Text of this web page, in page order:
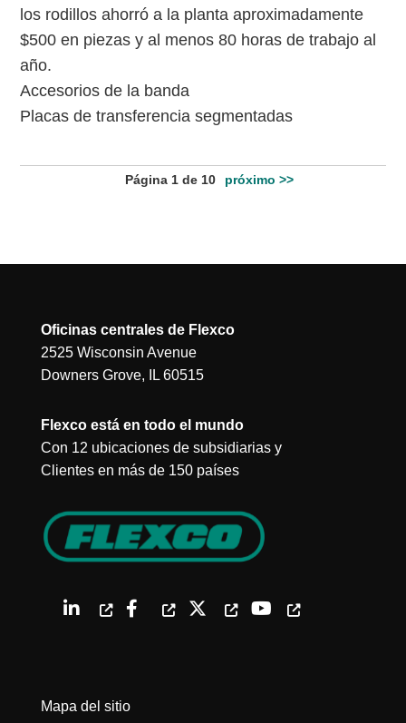
los rodillos ahorró a la planta aproximadamente
$500 en piezas y al menos 80 horas de trabajo al
año.
Accesorios de la banda
Placas de transferencia segmentadas
Página 1 de 10 próximo >>
Oficinas centrales de Flexco
2525 Wisconsin Avenue
Downers Grove, IL 60515
Flexco está en todo el mundo
Con 12 ubicaciones de subsidiarias y
Clientes en más de 150 países
Mapa del sitio